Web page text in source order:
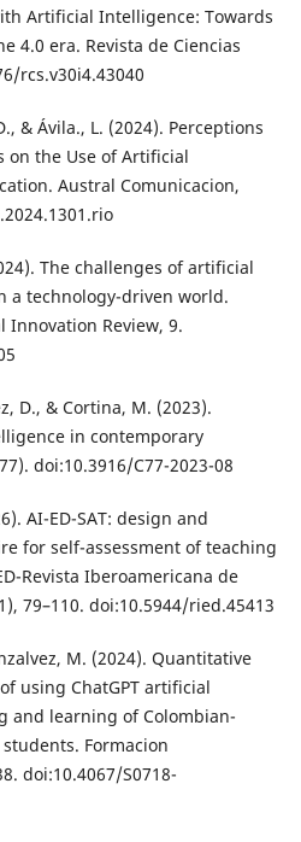
Artificial Intelligence: Towards
4.0 era. Revista de Ciencias
rcs.v30i4.43040
& Ávila., L. (2024). Perceptions
on the Use of Artificial
Austral Comunicacion,
The challenges of artificial
a technology-driven world.
Innovation Review, 9.
D., & Cortina, M. (2023).
in contemporary
doi:10.3916/C77-2023-08
AI-ED-SAT: design and
for self-assessment of teaching
Revista Iberoamericana de
79–110. doi:10.5944/ried.45413
M. (2024). Quantitative
using ChatGPT artificial
and learning of Colombian-
Formacion
doi:10.4067/S0718-